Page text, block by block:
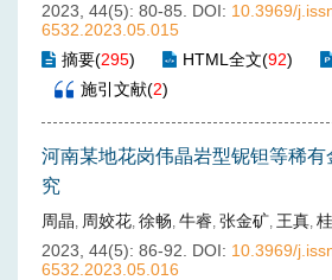
2023, 44(5): 80-85.
DOI: 10.3969/
6532.2023.05.015
摘要(295) HTML全文(92)
施引文献(2)
河南某地花岗伟晶岩型铌钽等稀
究
周晶, 周姣花, 徐畅, 牛睿, 张金矿, 王真,
2023, 44(5): 86-92.
DOI: 10.3969/
6532.2023.05.016